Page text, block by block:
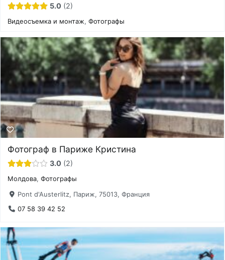
5.0 2
Видеосъемка и монтаж,Фотографы
Фотограф в Париже Кристина
3.0 2
Молдова,Фотографы
Pont d'Austerlitz, Париж, 75013, Франция
07 58 39 42 52